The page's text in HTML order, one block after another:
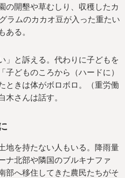
の開墾や草むしり、収穫したカ
ラムのカカオ豆が入った重たい
ある。
」と訴える。代わりに子どもを
子どものころから（ハードに）
ときは体がボロボロ。（重労働
木さんは話す。
地を持たない人もいる。降雨量
ナ北部や隣国のブルキナファ
部へ移住してきた農民たちがそ